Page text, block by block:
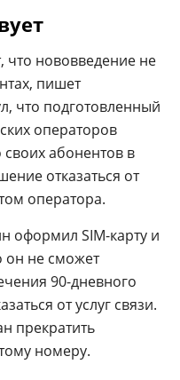
что нововведение не
пишет
что подготовленный
операторов
абонентов в
отказаться от
оператора.
оформил SIM-карту и
он не сможет
90-дневного
от услуг связи.
прекратить
номеру.